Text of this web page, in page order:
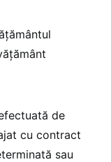
de
cu contract
sau